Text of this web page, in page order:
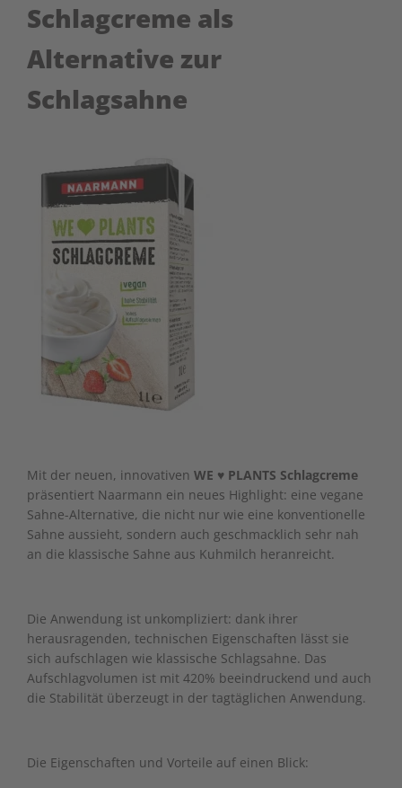
Schlagcreme als
Alternative zur
Schlagsahne
Mit der neuen, innovativen WE ♥ PLANTS Schlagcreme
präsentiert Naarmann ein neues Highlight: eine vegane
Sahne-Alternative, die nicht nur wie eine konventionelle
Sahne aussieht, sondern auch geschmacklich sehr nah
an die klassische Sahne aus Kuhmilch heranreicht.
Die Anwendung ist unkompliziert: dank ihrer
herausragenden, technischen Eigenschaften lässt sie
sich aufschlagen wie klassische Schlagsahne. Das
Aufschlagvolumen ist mit 420% beeindruckend und auch
die Stabilität überzeugt in der tagtäglichen Anwendung.
Die Eigenschaften und Vorteile auf einen Blick: